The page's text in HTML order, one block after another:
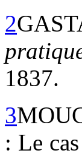
2
1837.
3
: Le